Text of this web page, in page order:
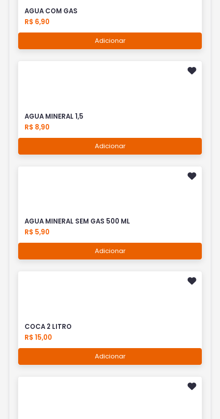
AGUA COM GAS
R$ 6,90
Adicionar
AGUA MINERAL 1,5
R$ 8,90
Adicionar
AGUA MINERAL SEM GAS 500 ML
R$ 5,90
Adicionar
COCA 2 LITRO
R$ 15,00
Adicionar